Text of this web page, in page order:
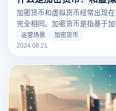
加密货币和虚拟货币经常出现
完全相同。加密货币是指基于
链技术确保交易的安全和分散
太坊就是著名的加密货币的例
和一些数字代币。虽然所有的
是所有的虚拟货币都是加密货
货币的主要区别及其各自的特
个重要的数字货币概念。
运营场景
加密货币
2024.08.21